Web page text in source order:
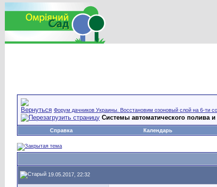
Форум дачников Украины. Восстановим озоновый слой на 6-ти
Системы автоматического полива
Справка Календарь
19.05.2017, 22:32